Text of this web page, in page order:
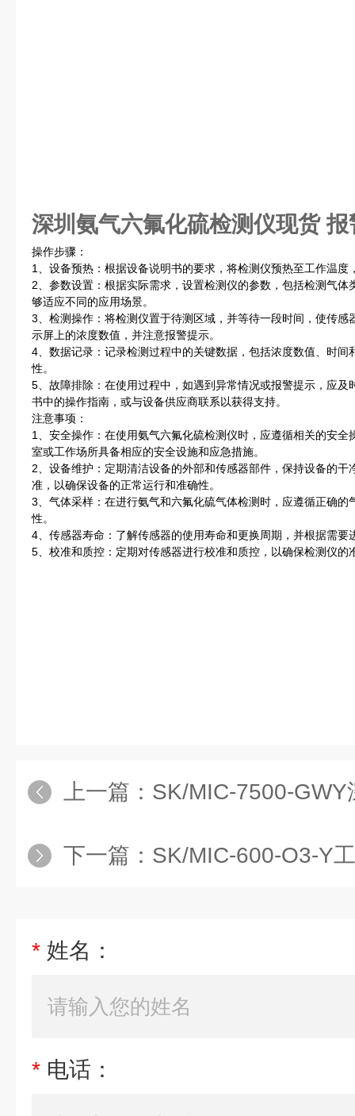
深圳氨气六氟化硫检测仪现货 报
操作步骤：
1、设备预热：根据设备说明书的要求，将检测仪预热至工作温度
2、参数设置：根据实际需求，设置检测仪的参数，包括检测气
够适应不同的应用场景。
3、检测操作：将检测仪置于待测区域，并等待一段时间，使传
示屏上的浓度数值，并注意报警提示。
4、数据记录：记录检测过程中的关键数据，包括浓度数值、时间
性。
5、故障排除：在使用过程中，如遇到异常情况或报警提示，应
书中的操作指南，或与设备供应商联系以获得支持。
注意事项：
1、安全操作：在使用氨气六氟化硫检测仪时，应遵循相关的安
室或工作场所具备相应的安全设施和应急措施。
2、设备维护：定期清洁设备的外部和传感器部件，保持设备的
准，以确保设备的正常运行和准确性。
3、气体采样：在进行氨气和六氟化硫气体检测时，应遵循正确
性。
4、传感器寿命：了解传感器的使用寿命和更换周期，并根据需
5、校准和质控：定期对传感器进行校准和质控，以确保检测仪的
上一篇： SK/MIC-7500-GWY深
下一篇： SK/MIC-600-O3-Y
* 姓名：
* 电话：